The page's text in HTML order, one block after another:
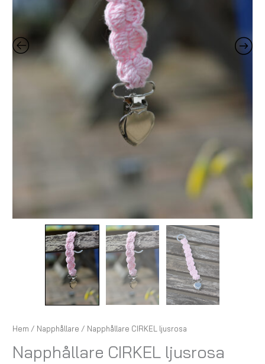
Hem / Napphållare / Napphållare CIRKEL ljusrosa
Napphållare CIRKEL ljusrosa